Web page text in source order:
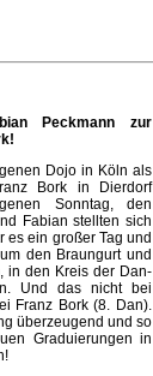
Peckmann zur
Dojo in Köln als
Bork in Dierdorf
Sonntag, den
Fabian stellten sich
es ein großer Tag und
den Braungurt und
in den Kreis der Dan-
Und das nicht bei
Franz Bork (8. Dan).
überzeugend und so
Graduierungen in